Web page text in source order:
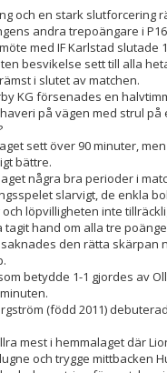
och en stark slutforcering
andra trepoängare i
med IF Karlstad slutade
besvikelse sett till alla
i slutet av matchen.
KG försenades en
på vägen med strul på
sett över 90 minuter,
bättre.
några bra perioder i
slarvigt, de enkla
löpvilligheten inte
tagit hand om alla tre
saknades den rätta skärpan
betydde 1-1 gjordes av
(född 2011)
mest i hemmalaget där
och trygge mittbacken